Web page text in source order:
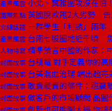
產業風雲 小北、寶雅圍攻沒在怕
國際焦點 英國脫歐甩2大劣勢
火線話題 一群學生「利誘」兩年
產業風雲 台南七股圈地近千頃
人物特寫 精準預言中國的作家：
封面故事 台積電 對手定義你的高
封面故事 台美混血治理 端出超完
封面故事 敢賣最貴的條件：跑贏
封面故事 做客戶的市場顧問 晶圓